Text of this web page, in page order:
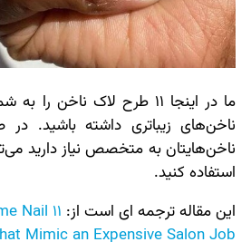
ما در اینجا 11 طرح لاک ناخن
ناخن‌های زیباتری داشته باشید.
ناخن‌هایتان به متخصص نیاز دارید
استفاده کنید.
این مقاله ترجمه ای است از:
Nail
Mimic an Expensive Salon Job